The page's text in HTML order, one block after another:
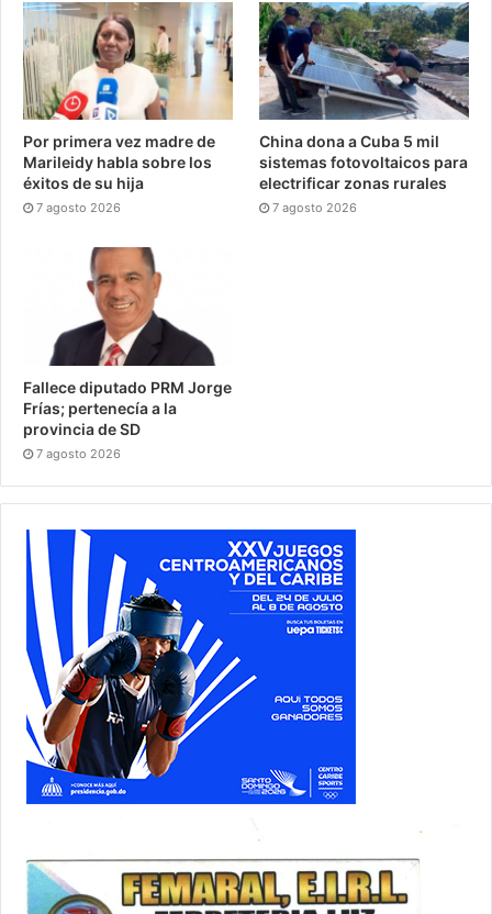
Por primera vez madre de
Marileidy habla sobre los
éxitos de su hija
7 agosto 2026
China dona a Cuba 5 mil
sistemas fotovoltaicos para
electrificar zonas rurales
7 agosto 2026
Fallece diputado PRM Jorge
Frías; pertenecía a la
provincia de SD
7 agosto 2026